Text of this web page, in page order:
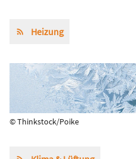
Heizung
© Thinkstock/Poike